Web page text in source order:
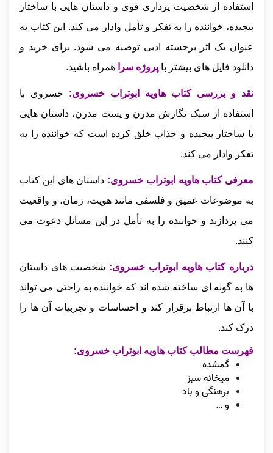
استفاده از شخصیت‌ پردازی قوی و داستان‌ هایی با ساختار
پیچیده، خواننده را به تفکر و تأمل وادار می‌ کند. این کتاب به‌
عنوان یک اثر برجسته ادبی توصیه می‌ شود. برای خرید و
دانلود فایل های بیشتر با پروژه سرا همراه باشید.
نقد و بررسی کتاب هاویه ابوتراب خسروی: خسروی با
استفاده از سبک نگارش مدرن و پست‌ مدرن، داستان‌ هایی
با ساختار پیچیده و جذاب خلق کرده است که خواننده را به
تفکر وادار می‌ کند.
معرفی کتاب هاویه ابوتراب خسروی: داستان‌ های این کتاب
به موضوعات عمیق و فلسفی مانند هویت، زمان، و واقعیت
می‌ پردازند و خواننده را به تأمل در این مسائل دعوت می‌
کنند.
درباره کتاب هاویه ابوتراب خسروی: شخصیت‌ های داستان‌
ها به گونه‌ ای ساخته شده‌ اند که خواننده به راحتی می‌ تواند
با آن‌ ها ارتباط برقرار کند و احساسات و تجربیات آن‌ ها را
درک کند.
فهرست مطالب کتاب هاویه ابوتراب خسروی:
گمشده
میخانه سبز
برهنگی و باد
و …